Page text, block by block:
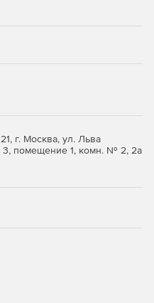
импорта
переноса базы данных.
утилиты для
базой данных
туннель.
действия
г. Москва, ул. Льва
3, помещение 1, комн. № 2, 2а